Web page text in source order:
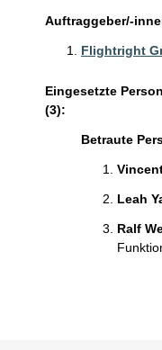
Auftraggeber/-
Flightright
Eingesetzte
(3):
Betraute
Leah
Ralf